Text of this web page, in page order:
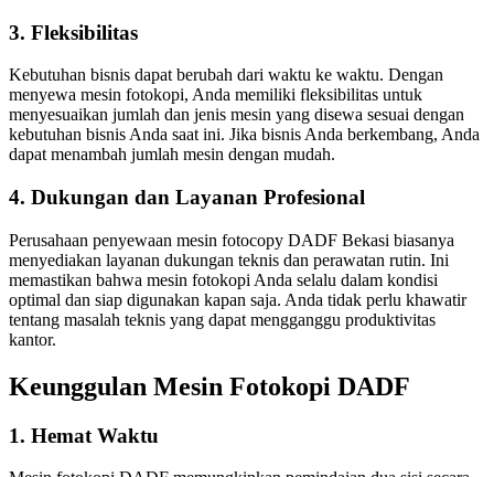
3. Fleksibilitas
Kebutuhan bisnis dapat berubah dari waktu ke waktu. Dengan
menyewa mesin fotokopi, Anda memiliki fleksibilitas untuk
menyesuaikan jumlah dan jenis mesin yang disewa sesuai dengan
kebutuhan bisnis Anda saat ini. Jika bisnis Anda berkembang, Anda
dapat menambah jumlah mesin dengan mudah.
4. Dukungan dan Layanan Profesional
Perusahaan penyewaan mesin fotocopy DADF Bekasi biasanya
menyediakan layanan dukungan teknis dan perawatan rutin. Ini
memastikan bahwa mesin fotokopi Anda selalu dalam kondisi
optimal dan siap digunakan kapan saja. Anda tidak perlu khawatir
tentang masalah teknis yang dapat mengganggu produktivitas
kantor.
Keunggulan Mesin Fotokopi DADF
1. Hemat Waktu